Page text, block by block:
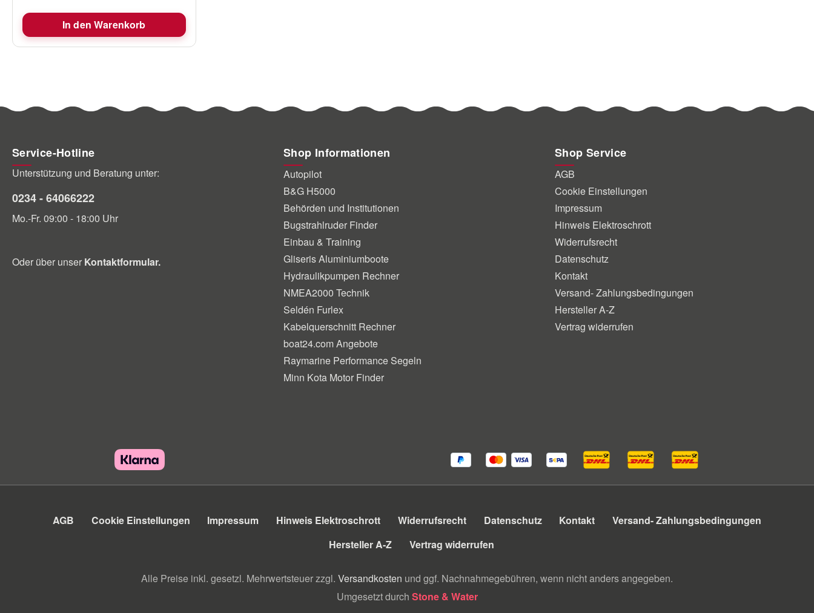
In den Warenkorb
Service-Hotline
Unterstützung und Beratung unter:
0234 - 64066222
Mo.-Fr. 09:00 - 18:00 Uhr
Oder über unser Kontaktformular.
Shop Informationen
Autopilot
B&G H5000
Behörden und Institutionen
Bugstrahlruder Finder
Einbau & Training
Gliseris Aluminiumboote
Hydraulikpumpen Rechner
NMEA2000 Technik
Seldén Furlex
Kabelquerschnitt Rechner
boat24.com Angebote
Raymarine Performance Segeln
Minn Kota Motor Finder
Shop Service
AGB
Cookie Einstellungen
Impressum
Hinweis Elektroschrott
Widerrufsrecht
Datenschutz
Kontakt
Versand- Zahlungsbedingungen
Hersteller A-Z
Vertrag widerrufen
AGB Cookie Einstellungen Impressum Hinweis Elektroschrott Widerrufsrecht Datenschutz Kontakt
Versand- Zahlungsbedingungen
Hersteller A-Z
Vertrag widerrufen
Alle Preise inkl. gesetzl. Mehrwertsteuer zzgl. Versandkosten und ggf. Nachnahmegebühren, wenn nicht anders angegeben.
Umgesetzt durch Stone & Water